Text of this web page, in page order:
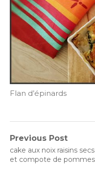
Flan d’épinards
Navigation
de
Previous Post
Previous
post:
cake aux noix raisins secs
et compote de pommes